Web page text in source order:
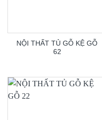
NỘI THẤT TỦ GỖ KỆ GỖ
62